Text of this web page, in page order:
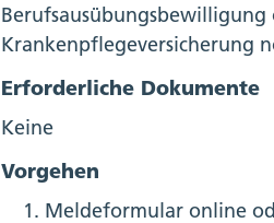
Krankenpflegeversicherung
Erforderliche Dokumente
Keine
Vorgehen
Meldeformular online